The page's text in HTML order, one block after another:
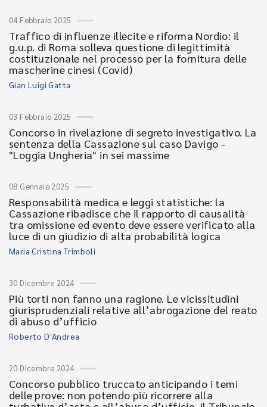
04 Febbraio 2025
Traffico di influenze illecite e riforma Nordio: il
g.u.p. di Roma solleva questione di legittimità
costituzionale nel processo per la fornitura delle
mascherine cinesi (Covid)
Gian Luigi Gatta
03 Febbraio 2025
Concorso in rivelazione di segreto investigativo. La
sentenza della Cassazione sul caso Davigo -
"Loggia Ungheria" in sei massime
08 Gennaio 2025
Responsabilità medica e leggi statistiche: la
Cassazione ribadisce che il rapporto di causalità
tra omissione ed evento deve essere verificato alla
luce di un giudizio di alta probabilità logica
Maria Cristina Trimboli
30 Dicembre 2024
Più torti non fanno una ragione. Le vicissitudini
giurisprudenziali relative all’abrogazione del reato
di abuso d’ufficio
Roberto D'Andrea
20 Dicembre 2024
Concorso pubblico truccato anticipando i temi
delle prove: non potendo più ricorrere alla